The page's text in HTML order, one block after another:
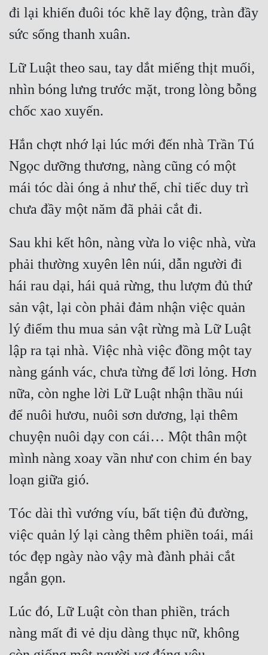
Cạnh Kỹ
Cổ Tiên Hiệp
Cổ Đại
Du Hí
Dã Sử
Gia Đấu
Góc Nhìn Nam
Huyền Nghi
Huyền Ảo
Hài Hước
Hệ Thống
Học Đường
Khoa Huyễn
Khoa Huyễn Không Gian
Kỳ Ảo
Linh Dị
Mưu Mô
Mạt Thế
đi lại khiến đuôi tóc khẽ lay động, tràn đầy
Lữ Luật theo sau, tay dắt miếng thịt muối,
nhìn bóng lưng trước mặt, trong lòng bỗng
Hắn chợt nhớ lại lúc mới đến nhà Trần Tú
Ngọc dưỡng thương, nàng cũng có một
mái tóc dài óng ả như thế, chỉ tiếc duy trì
Sau khi kết hôn, nàng vừa lo việc nhà, vừa
phải thường xuyên lên núi, dẫn người đi
hái rau dại, hái quả rừng, thu lượm đủ thứ
sản vật, lại còn phải đảm nhận việc quản
lý điểm thu mua sản vật rừng mà Lữ Luật
lập ra tại nhà. Việc nhà việc đồng một tay
nàng gánh vác, chưa từng để lơi lỏng. Hơn
nữa, còn nghe lời Lữ Luật nhận thầu núi
để nuôi hươu, nuôi sơn dương, lại thêm
chuyện nuôi dạy con cái… Một thân một
mình nàng xoay vần như con chim én bay
Tóc dài thì vướng víu, bất tiện đủ đường,
việc quản lý lại càng thêm phiền toái, mái
tóc đẹp ngày nào vậy mà đành phải cắt
Lúc đó, Lữ Luật còn than phiền, trách
nàng mất đi vẻ dịu dàng thục nữ, không